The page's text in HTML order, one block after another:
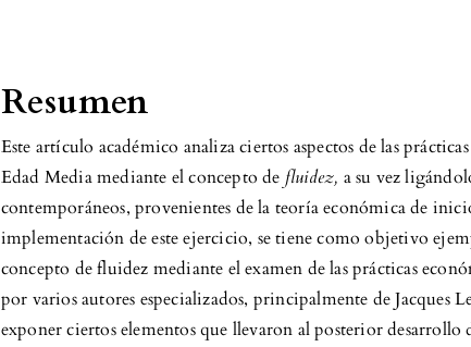
Resumen
Este artículo académico analiza ciertos aspectos de las
Edad Media mediante el concepto de fluidez, a su vez
contemporáneos, provenientes de la teoría económica de
implementación de este ejercicio, se tiene como objetivo
concepto de fluidez mediante el examen de las prácticas
por varios autores especializados, principalmente de Jacques
exponer ciertos elementos que llevaron al posterior